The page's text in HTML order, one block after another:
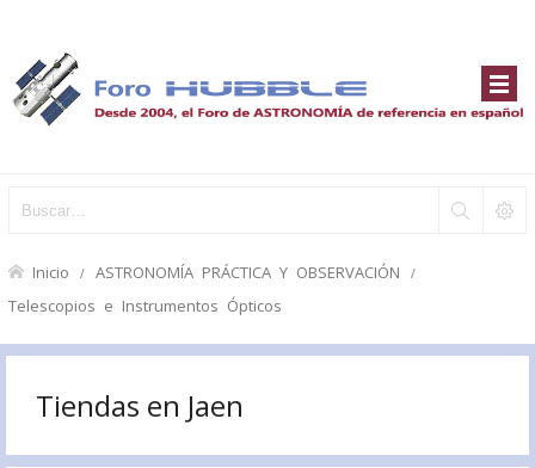
Inicio ASTRONOMÍA PRÁCTICA Y OBSERVACIÓN
Telescopios e Instrumentos Ópticos
Tiendas en Jaen